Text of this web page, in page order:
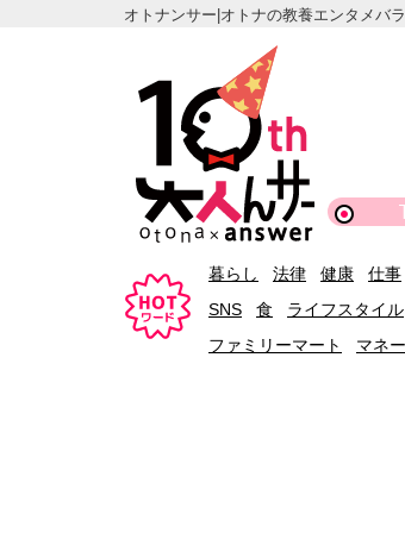
オトナンサー|オトナの教養エンタメバ
暮らし 法律 健康 仕事
SNS
食 ライフスタイル
ファミリーマート
マネー